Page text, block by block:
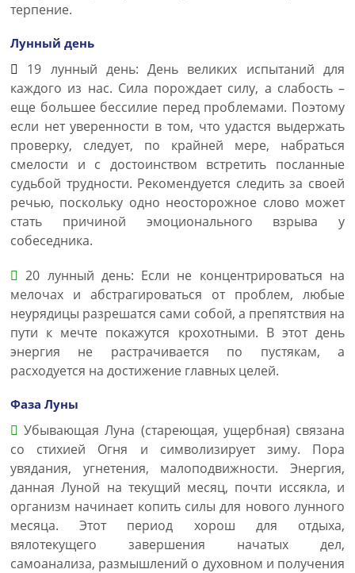
терпение.
Лунный день
19 лунный день: День великих испытаний для
каждого из нас. Сила порождает силу, а слабость –
еще большее бессилие перед проблемами. Поэтому
если нет уверенности в том, что удастся выдержать
проверку, следует, по крайней мере, набраться
смелости и с достоинством встретить посланные
судьбой трудности. Рекомендуется следить за своей
речью, поскольку одно неосторожное слово может
стать причиной эмоционального взрыва у
собеседника.
20 лунный день: Если не концентрироваться на
мелочах и абстрагироваться от проблем, любые
неурядицы разрешатся сами собой, а препятствия на
пути к мечте покажутся крохотными. В этот день
энергия не растрачивается по пустякам, а
расходуется на достижение главных целей.
Фаза Луны
Убывающая Луна (стареющая, ущербная) связана
со стихией Огня и символизирует зиму. Пора
увядания, угнетения, малоподвижности. Энергия,
данная Луной на текущий месяц, почти иссякла, и
организм начинает копить силы для нового лунного
месяца. Этот период хорош для отдыха,
вялотекущего завершения начатых дел,
самоанализа, размышлений о духовном и получения